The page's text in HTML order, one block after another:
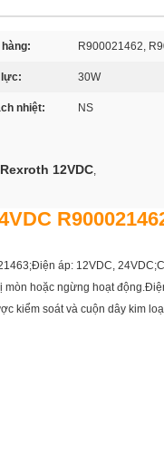
hàng: R900021462,
lực: 30W
nhiệt: NS
12VDC,
áp: 12VDC,
hoặc ngừng hoạt
kiểm soát và cuộn dây kim